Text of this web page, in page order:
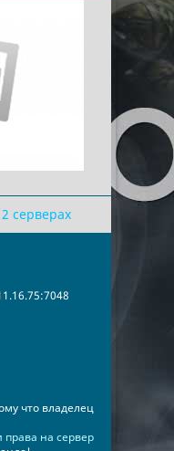
серверах
что владелец
права на сервер